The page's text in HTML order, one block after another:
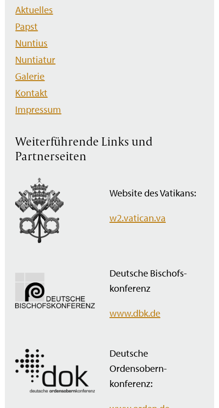
Navigation
überspringen
Aktuelles
Papst
Nuntius
Nuntiatur
Galerie
Kontakt
Impressum
Weiterführende Links und
Partnerseiten
Website des Vatikans:
w2.vatican.va
Deutsche Bischofs­
konferenz
www.dbk.de
Deutsche
Ordensobern­
konferenz: